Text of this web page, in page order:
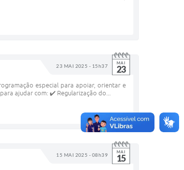
23 MAI 2025 - 15h37 MAI
23
especial para apoiar, orientar e
ajudar com: ✔️ Regularização do...
15 MAI 2025 - 08h39 MAI
15